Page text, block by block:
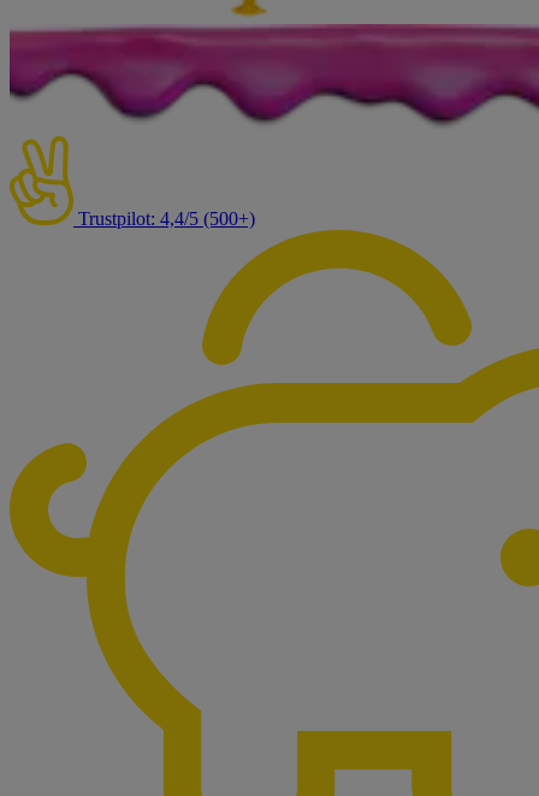
Trustpilot: 4,4/5 (500+)